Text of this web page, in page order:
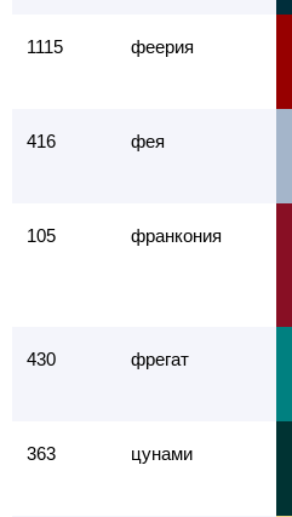
1115 феерия
416 фея
105 франкония
430 фрегат
363 цунами